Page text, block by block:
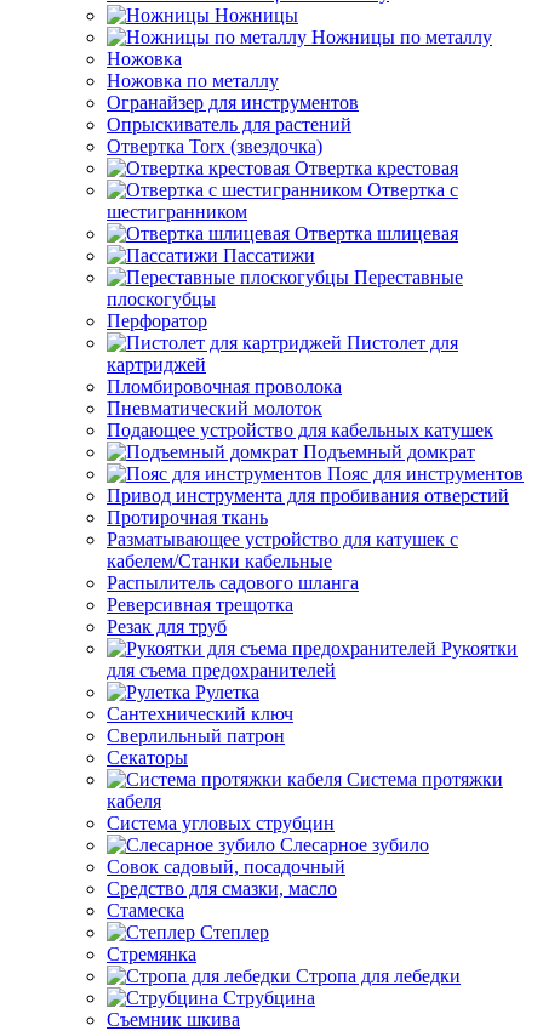
Ножницы
Ножницы по металлу
Ножовка
Ножовка по металлу
Огранайзер для инструментов
Опрыскиватель для растений
Отвертка Torx (звездочка)
Отвертка крестовая
Отвертка с
шестигранником
Отвертка шлицевая
Пассатижи
Переставные
плоскогубцы
Перфоратор
Пистолет для
картриджей
Пломбировочная проволока
Пневматический молоток
Подающее устройство для кабельных катушек
Подъемный домкрат
Пояс для инструментов
Привод инструмента для пробивания отверстий
Протирочная ткань
Разматывающее устройство для катушек с
кабелем/Станки кабельные
Распылитель садового шланга
Реверсивная трещотка
Резак для труб
Рукоятки
для съема предохранителей
Рулетка
Сантехнический ключ
Сверлильный патрон
Секаторы
Система протяжки
кабеля
Система угловых струбцин
Слесарное зубило
Совок садовый, посадочный
Средство для смазки, масло
Стамеска
Степлер
Стремянка
Стропа для лебедки
Струбцина
Съемник шкива